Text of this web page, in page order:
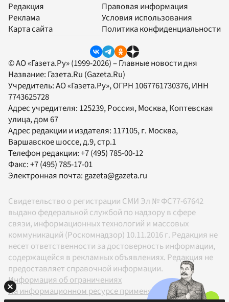
Редакция
Реклама
Карта сайта
Правовая информация
Условия использования
Политика конфиденциальности
© АО «Газета.Ру» (1999-2026) – Главные новости дня
Название: Газета.Ru (Gazeta.Ru)
Учредитель:АО «Газета.Ру», ОГРН 1067761730376, ИНН
7743625728
Адрес учредителя: 125239, Россия, Москва, Коптевская
улица, дом 67
Адрес редакции и издателя: 117105, г. Москва,
Варшавское шоссе, д.9, стр.1
Телефон редакции:+7 (495) 785-00-12
Факс:+7 (495) 785-17-01
Электронная почта: gazeta@gazeta.ru
Свидетельство о регистрации СМИ Эл № ФС77-67642
выдано федеральной службой по надзору в сфере
связи, информационных технологий и массовых
коммуникаций (Роскомнадзор) 10.11.2016 г. Редакция не
несет ответственности за достоверность информации,
содержащейся в рекламных объявлениях. Редакция не
предоставляет справочной информации.
Информация об ограничениях
На информационном ресурсе применяются